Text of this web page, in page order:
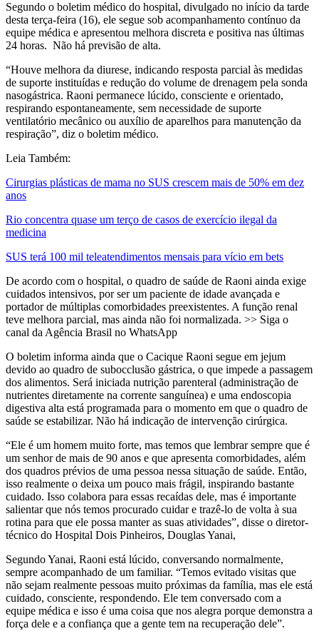
Segundo o boletim médico do hospital, divulgado no início da tarde
desta terça-feira (16), ele segue sob acompanhamento contínuo da
equipe médica e apresentou melhora discreta e positiva nas últimas
24 horas. Não há previsão de alta.
“Houve melhora da diurese, indicando resposta parcial às medidas
de suporte instituídas e redução do volume de drenagem pela sonda
nasogástrica. Raoni permanece lúcido, consciente e orientado,
respirando espontaneamente, sem necessidade de suporte
ventilatório mecânico ou auxílio de aparelhos para manutenção da
respiração”, diz o boletim médico.
Leia Também:
Cirurgias plásticas de mama no SUS crescem mais de 50% em dez
anos
Rio concentra quase um terço de casos de exercício ilegal da
medicina
SUS terá 100 mil teleatendimentos mensais para vício em bets
De acordo com o hospital, o quadro de saúde de Raoni ainda exige
cuidados intensivos, por ser um paciente de idade avançada e
portador de múltiplas comorbidades preexistentes. A função renal
teve melhora parcial, mas ainda não foi normalizada. >> Siga o
canal da Agência Brasil no WhatsApp
O boletim informa ainda que o Cacique Raoni segue em jejum
devido ao quadro de subocclusão gástrica, o que impede a passagem
dos alimentos. Será iniciada nutrição parenteral (administração de
nutrientes diretamente na corrente sanguínea) e uma endoscopia
digestiva alta está programada para o momento em que o quadro de
saúde se estabilizar. Não há indicação de intervenção cirúrgica.
“Ele é um homem muito forte, mas temos que lembrar sempre que é
um senhor de mais de 90 anos e que apresenta comorbidades, além
dos quadros prévios de uma pessoa nessa situação de saúde. Então,
isso realmente o deixa um pouco mais frágil, inspirando bastante
cuidado. Isso colabora para essas recaídas dele, mas é importante
salientar que nós temos procurado cuidar e trazê-lo de volta à sua
rotina para que ele possa manter as suas atividades”, disse o diretor-
técnico do Hospital Dois Pinheiros, Douglas Yanai,
Segundo Yanai, Raoni está lúcido, conversando normalmente,
sempre acompanhado de um familiar. “Temos evitado visitas que
não sejam realmente pessoas muito próximas da família, mas ele está
cuidado, consciente, respondendo. Ele tem conversado com a
equipe médica e isso é uma coisa que nos alegra porque demonstra a
força dele e a confiança que a gente tem na recuperação dele”.